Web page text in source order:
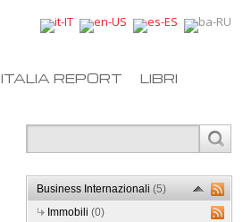
ITALIA REPORT LIBRI
Business Internazionali(5)
Immobili(0)